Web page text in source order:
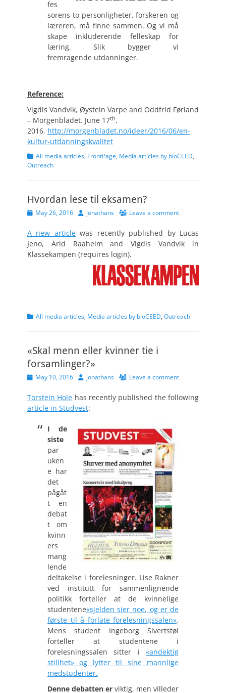
fes
sorens to personligheter, forskeren og
læreren, må finne sammen. Og vi må
skape inkluderende felleskap for
læring. Slik bygger vi
fremragende utdanninger.
Reference:
Vigdis Vandvik, Øystein Varpe and Oddfrid Førland
– Morgenbladet. June 17th,
2016. http://morgenbladet.no/ideer/2016/06/en-
kultur-utdanningskvalitet
Categories
All media articles, FrontPage, Media articles by bioCEED,
Outreach
Hvordan lese til eksamen?
PostedMay 26, 2016 Authorjonathans Leave a comment
A new articlewas recently published by Lucas
Jeno, Arld Raaheim and Vigdis Vandvik in
Klassekampen (requires login).
Categories
All media articles, Media articles by bioCEED, Outreach
«Skal menn eller kvinner tie i
forsamlinger?»
PostedMay 10, 2016 Authorjonathans Leave a comment
Torstein Hole has recently published the following
article in Studvest:
I de
siste
par
uken
e har
det
pågåt
t en
debat
t om
kvinn
ers
mang
lende
deltakelse i forelesninger. Lise Rakner
ved institutt for sammenlignende
politikk forteller at de kvinnelige
studentene«sjelden sier noe, og er de
første til å forlate forelesningssalen».
Mens student Ingeborg Sivertstøl
forteller at studentene i
forelesningssalen sitter i «andektig
stillhet» og lytter til sine mannlige
medstudenter.
Denne debatten er viktig, men villeder